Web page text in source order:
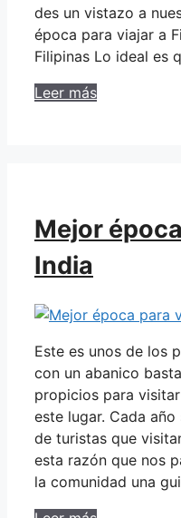
des un vistazo a
época para viajar a
Filipinas Lo ideal es
Leer más
Mejor
India
Este es unos de los
con un abanico
propicios para
este lugar. Cada
de turistas que
esta razón que nos
la comunidad una